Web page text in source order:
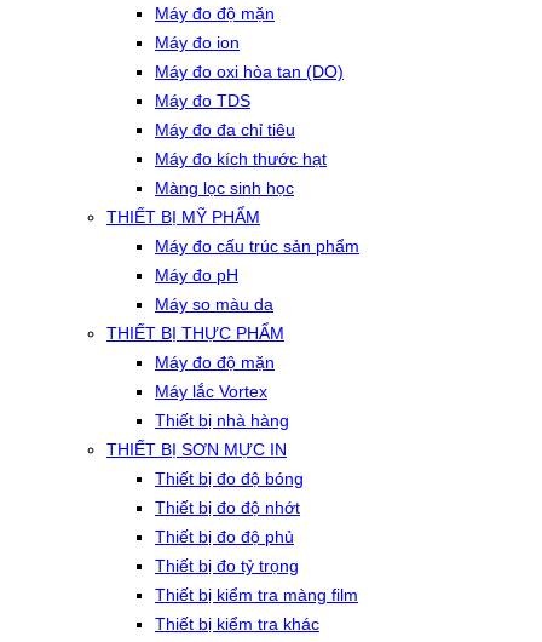
Máy đo độ mặn
Máy đo ion
Máy đo oxi hòa tan (DO)
Máy đo TDS
Máy đo đa chỉ tiêu
Máy đo kích thước hạt
Màng lọc sinh học
THIẾT BỊ MỸ PHẨM
Máy đo cấu trúc sản phẩm
Máy đo pH
Máy so màu da
THIẾT BỊ THỰC PHẨM
Máy đo độ mặn
Máy lắc Vortex
Thiết bị nhà hàng
THIẾT BỊ SƠN MỰC IN
Thiết bị đo độ bóng
Thiết bị đo độ nhớt
Thiết bị đo độ phủ
Thiết bị đo tỷ trọng
Thiết bị kiểm tra màng film
Thiết bị kiểm tra khác